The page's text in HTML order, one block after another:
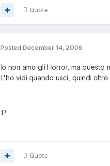
Quote
Posted December 14, 2006
Io non amo gli Horror, ma questo
L'ho vidi quando uscì, quindi
:P
Quote